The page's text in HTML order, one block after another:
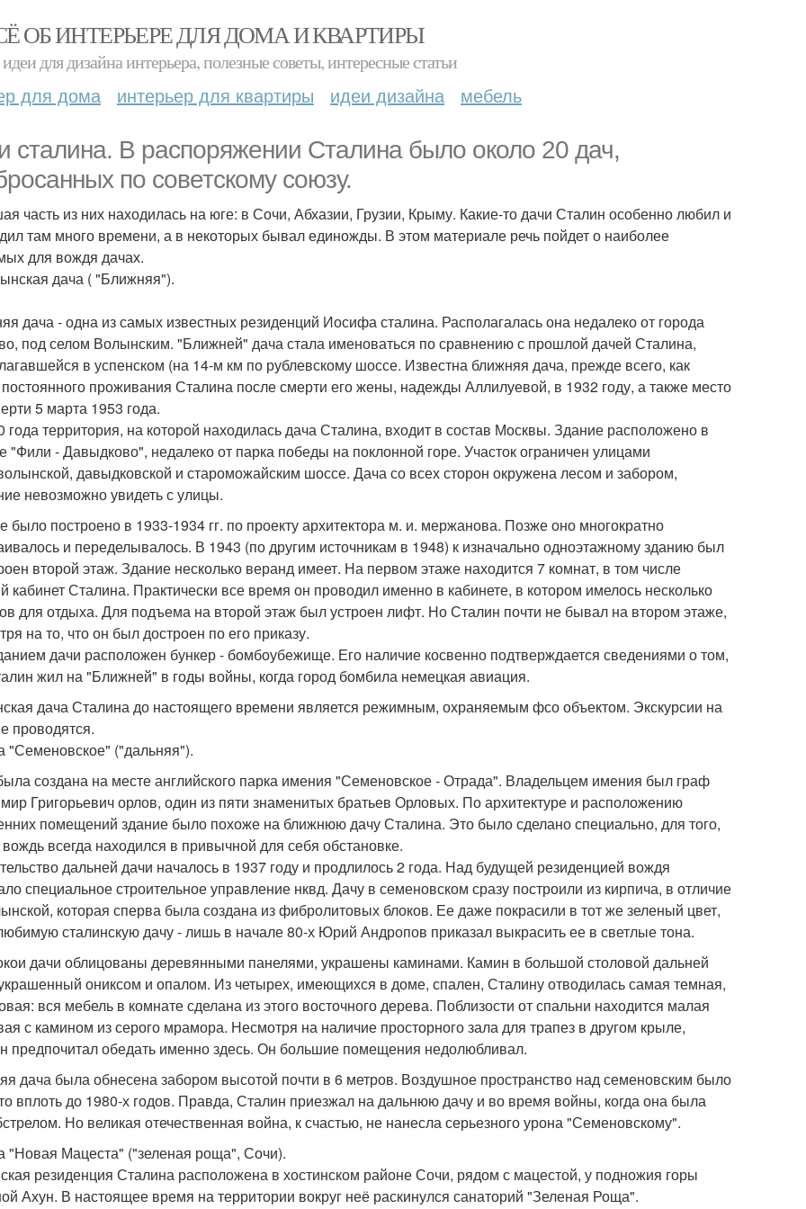
ОБ ИНТЕРЬЕРЕ ДЛЯ ДОМА И КВАРТИРЫ
для дизайна интерьера, полезные советы, интересные статьи
для дома интерьер для квартиры идеи дизайна мебель
сталина. В распоряжении Сталина было около 20 дач,
по советскому cоюзу.
часть из них находилась на юге: в Сочи, Абхазии, Грузии, Крыму. Какие-то дачи Сталин особенно любил и
там много времени, а в некоторых бывал единожды. В этом материале речь пойдет о наиболее
для вождя дачах.
дача ( "Ближняя").
дача - одна из самых известных резиденций Иосифа сталина. Располагалась она недалеко от города
под селом Волынским. "Ближней" дача стала именоваться по сравнению с прошлой дачей Сталина,
в успенском (на 14-м км по рублевскому шоссе. Известна ближняя дача, прежде всего, как
проживания Сталина после смерти его жены, надежды Аллилуевой, в 1932 году, а также место
5 марта 1953 года.
года территория, на которой находилась дача Сталина, входит в состав Москвы. Здание расположено в
"Фили - Давыдково", недалеко от парка победы на поклонной горе. Участок ограничен улицами
давыдковской и староможайским шоссе. Дача со всех сторон окружена лесом и забором,
невозможно увидеть с улицы.
было построено в 1933-1934 гг. по проекту архитектора м. и. мержанова. Позже оно многократно
и переделывалось. В 1943 (по другим источникам в 1948) к изначально одноэтажному зданию был
второй этаж. Здание несколько веранд имеет. На первом этаже находится 7 комнат, в том числе
кабинет Сталина. Практически все время он проводил именно в кабинете, в котором имелось несколько
для отдыха. Для подъема на второй этаж был устроен лифт. Но Сталин почти не бывал на втором этаже,
на то, что он был достроен по его приказу.
дачи расположен бункер - бомбоубежище. Его наличие косвенно подтверждается сведениями о том,
жил на "Ближней" в годы войны, когда город бомбила немецкая авиация.
дача Сталина до настоящего времени является режимным, охраняемым фсо объектом. Экскурсии на
проводятся.
"Семеновское" ("дальняя").
создана на месте английского парка имения "Семеновское - Отрада". Владельцем имения был граф
Григорьевич орлов, один из пяти знаменитых братьев Орловых. По архитектуре и расположению
помещений здание было похоже на ближнюю дачу Сталина. Это было сделано специально, для того,
всегда находился в привычной для себя обстановке.
дальней дачи началось в 1937 году и продлилось 2 года. Над будущей резиденцией вождя
специальное строительное управление нквд. Дачу в семеновском сразу построили из кирпича, в отличие
которая сперва была создана из фибролитовых блоков. Ее даже покрасили в тот же зеленый цвет,
сталинскую дачу - лишь в начале 80-х Юрий Андропов приказал выкрасить ее в светлые тона.
дачи облицованы деревянными панелями, украшены каминами. Камин в большой столовой дальней
ониксом и опалом. Из четырех, имеющихся в доме, спален, Сталину отводилась самая темная,
вся мебель в комнате сделана из этого восточного дерева. Поблизости от спальни находится малая
с камином из серого мрамора. Несмотря на наличие просторного зала для трапез в другом крыле,
предпочитал обедать именно здесь. Он большие помещения недолюбливал.
дача была обнесена забором высотой почти в 6 метров. Воздушное пространство над семеновским было
вплоть до 1980-х годов. Правда, Сталин приезжал на дальнюю дачу и во время войны, когда она была
Но великая отечественная война, к счастью, не нанесла серьезного урона "Семеновскому".
"Новая Мацеста" ("зеленая роща", Сочи).
резиденция Сталина расположена в хостинском районе Сочи, рядом с мацестой, у подножия горы
Ахун. В настоящее время на территории вокруг неё раскинулся санаторий "Зеленая Роща".